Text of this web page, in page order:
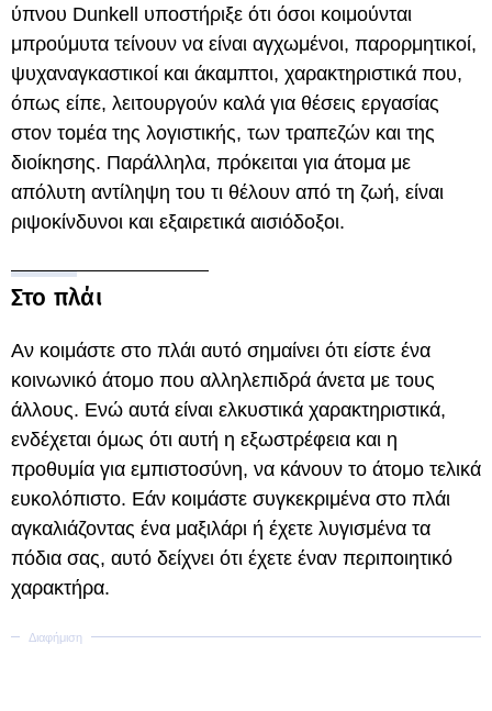
ύπνου Dunkell υποστήριξε ότι όσοι κοιμούνται
μπρούμυτα τείνουν να είναι αγχωμένοι, παρορμητικοί,
ψυχαναγκαστικοί και άκαμπτοι, χαρακτηριστικά που,
όπως είπε, λειτουργούν καλά για θέσεις εργασίας
στον τομέα της λογιστικής, των τραπεζών και της
διοίκησης. Παράλληλα, πρόκειται για άτομα με
απόλυτη αντίληψη του τι θέλουν από τη ζωή, είναι
ριψοκίνδυνοι και εξαιρετικά αισιόδοξοι.
Στο πλάι
Αν κοιμάστε στο πλάι αυτό σημαίνει ότι είστε ένα
κοινωνικό άτομο που αλληλεπιδρά άνετα με τους
άλλους. Ενώ αυτά είναι ελκυστικά χαρακτηριστικά,
ενδέχεται όμως ότι αυτή η εξωστρέφεια και η
προθυμία για εμπιστοσύνη, να κάνουν το άτομο τελικά
ευκολόπιστο. Εάν κοιμάστε συγκεκριμένα στο πλάι
αγκαλιάζοντας ένα μαξιλάρι ή έχετε λυγισμένα τα
πόδια σας, αυτό δείχνει ότι έχετε έναν περιποιητικό
χαρακτήρα.